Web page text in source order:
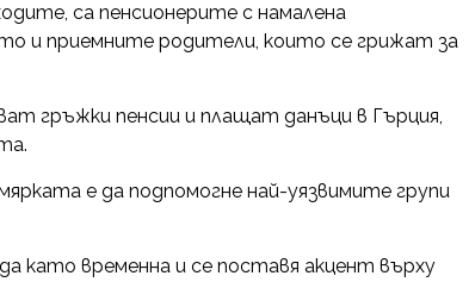
са пенсионерите с намалена
и приемните родители, които се грижат за
гръжки пенсии и плащат данъци в Гърция,
е да подпомогне най-уязвимите групи
като временна и се поставя акцент върху